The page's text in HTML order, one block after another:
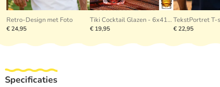
Retro-Design met Foto
€ 24,95
Tiki Cocktail Glazen - 6x410ml
€ 19,95
TekstPortret T-
€ 22,95
Specificaties